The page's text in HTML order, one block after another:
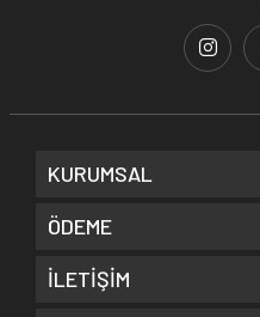
KURUMSAL
ÖDEME
İLETİŞİM